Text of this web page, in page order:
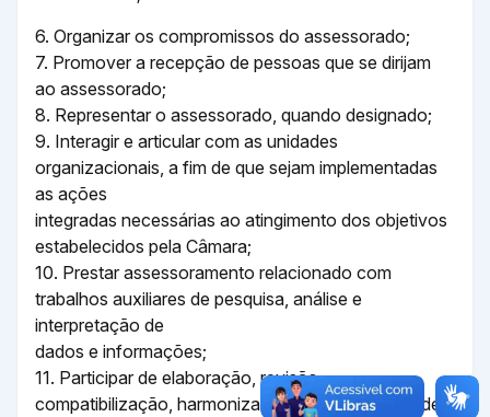
6. Organizar os compromissos do assessorado;
7. Promover a recepção de pessoas que se dirijam
ao assessorado;
8. Representar o assessorado, quando designado;
9. Interagir e articular com as unidades
organizacionais, a fim de que sejam implementadas
as ações
integradas necessárias ao atingimento dos objetivos
estabelecidos pela Câmara;
10. Prestar assessoramento relacionado com
trabalhos auxiliares de pesquisa, análise e
interpretação de
dados e informações;
11. Participar de elaboração, revisão,
compatibilização, harmonização e coordenação de